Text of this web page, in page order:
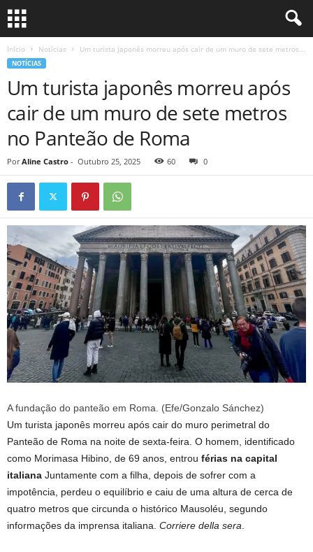
Início Notícias Um turista japonês morreu após cair de um muro de sete metros...
NOTÍCIAS
Um turista japonês morreu após
cair de um muro de sete metros
no Panteão de Roma
Por Aline Castro - Outubro 25, 2025 60 0
A fundação do panteão em Roma. (Efe/Gonzalo Sánchez)
Um turista japonês morreu após cair do muro perimetral do
Panteão de Roma na noite de sexta-feira. O homem, identificado
como Morimasa Hibino, de 69 anos, entrou férias na capital
italiana Juntamente com a filha, depois de sofrer com a
impotência, perdeu o equilíbrio e caiu de uma altura de cerca de
quatro metros que circunda o histórico Mausoléu, segundo
informações da imprensa italiana. Corriere della sera